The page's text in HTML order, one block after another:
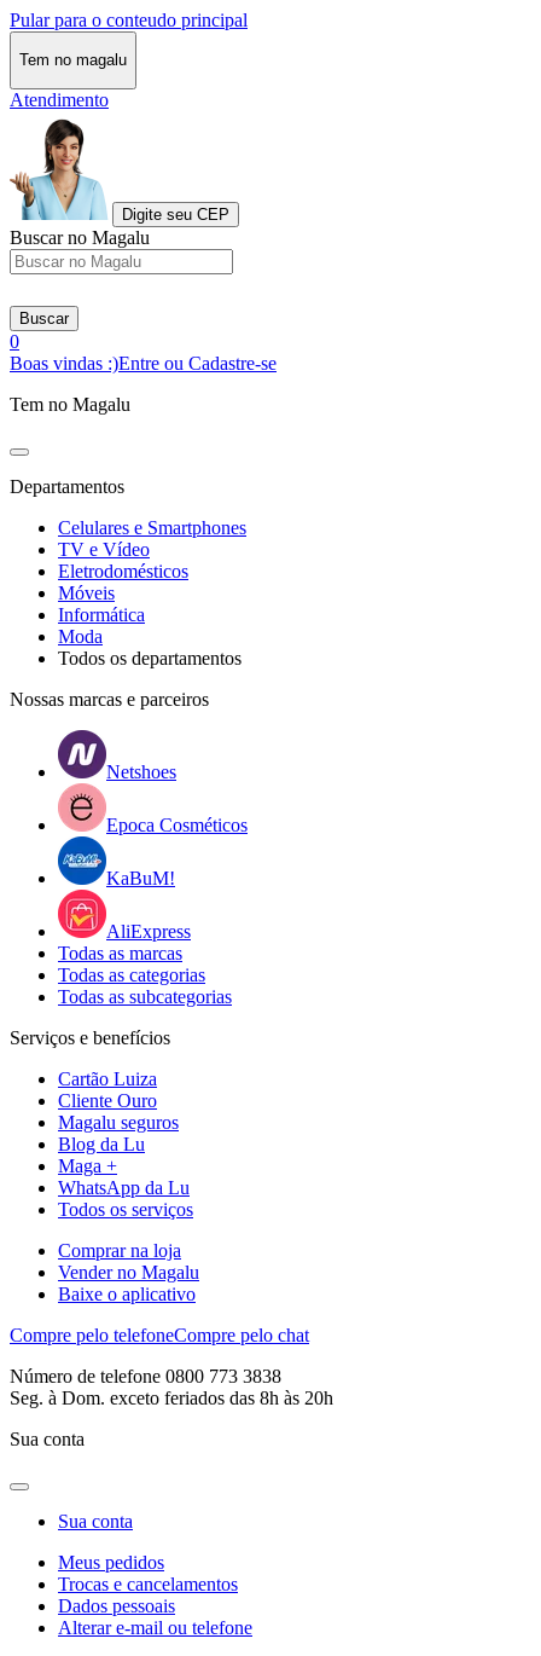
Pular para o conteudo principal
Tem no magalu
Atendimento
Digite seu CEP
Buscar no Magalu
Buscar
0
Boas vindas :)Entre ou Cadastre-se
Tem no Magalu
Departamentos
Celulares e Smartphones
TV e Vídeo
Eletrodomésticos
Móveis
Informática
Moda
Todos os departamentos
Nossas marcas e parceiros
Netshoes
Epoca Cosméticos
KaBuM!
AliExpress
Todas as marcas
Todas as categorias
Todas as subcategorias
Serviços e benefícios
Cartão Luiza
Cliente Ouro
Magalu seguros
Blog da Lu
Maga +
WhatsApp da Lu
Todos os serviços
Comprar na loja
Vender no Magalu
Baixe o aplicativo
Compre pelo telefoneCompre pelo chat
Número de telefone 0800 773 3838
Seg. à Dom. exceto feriados das 8h às 20h
Sua conta
Sua conta
Meus pedidos
Trocas e cancelamentos
Dados pessoais
Alterar e-mail ou telefone